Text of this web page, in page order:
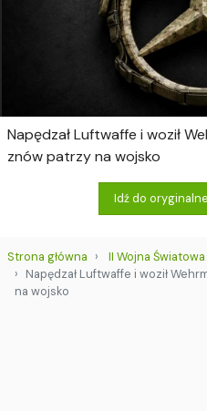
Napędzał Luftwaffe i woził
znów patrzy na wojsko
Idź do
Strona główna
II Wojna Światowa
Napędzał Luftwaffe i woził
na wojsko